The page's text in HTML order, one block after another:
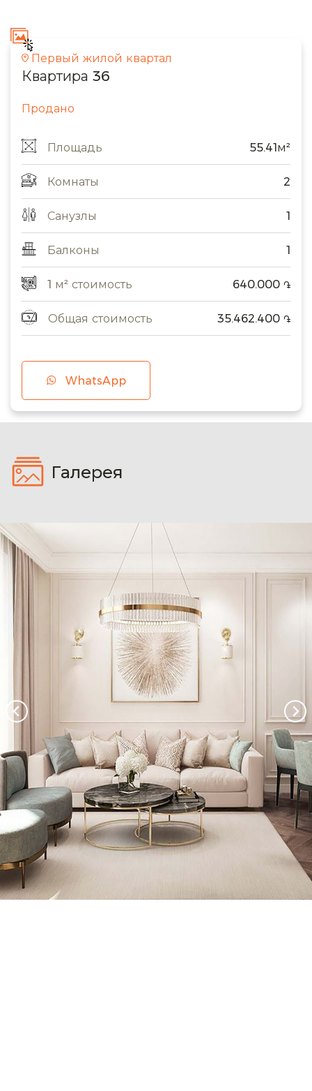
Первый жилой квартал
Квартира 36
Продано
Площадь 55.41м²
Комнаты 2
Санузлы 1
Балконы 1
1 м² стоимость 640.000 ֏
Общая стоимость 35.462.400 ֏
WhatsApp
Галерея